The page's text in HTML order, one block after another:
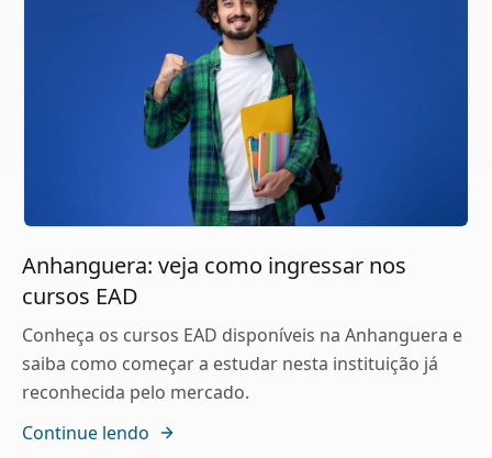
Anhanguera: veja como ingressar nos
cursos EAD
Conheça os cursos EAD disponíveis na Anhanguera e
saiba como começar a estudar nesta instituição já
reconhecida pelo mercado.
Continue lendo